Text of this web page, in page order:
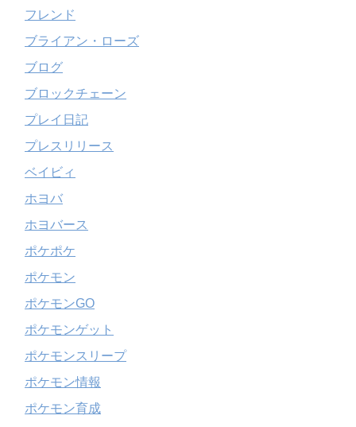
フレンド
ブライアン・ローズ
ブログ
ブロックチェーン
プレイ日記
プレスリリース
ベイビィ
ホヨバ
ホヨバース
ポケポケ
ポケモン
ポケモンGO
ポケモンゲット
ポケモンスリープ
ポケモン情報
ポケモン育成